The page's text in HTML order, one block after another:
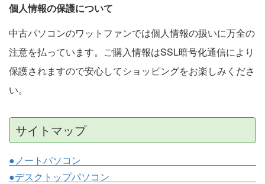
個人情報の保護について
中古パソコンのワットファンでは個人情報の扱いに万全の
注意を払っています。ご購入情報はSSL暗号化通信により
保護されますので安心してショッピングをお楽しみくださ
い。
サイトマップ
●ノートパソコン
●デスクトップパソコン